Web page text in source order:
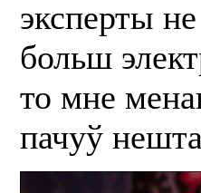
эксперты
больш
то мне
пачуў